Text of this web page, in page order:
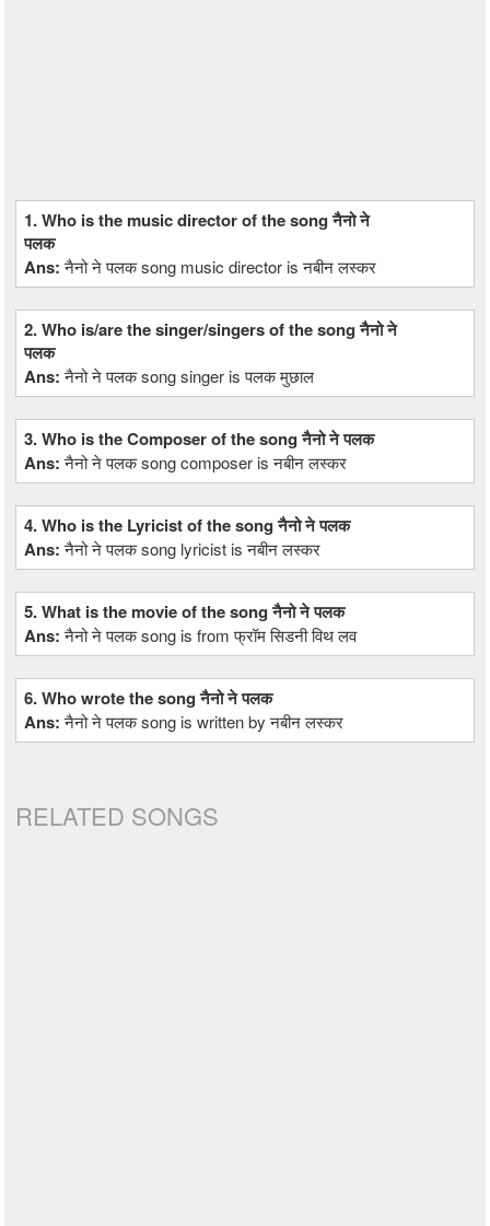
1. Who is the music director of the song नैनो ने
पलक
Ans:नैनो ने पलक song music director is नबीन लस्कर
2. Who is/are the singer/singers of the song नैनो ने
पलक
Ans:नैनो ने पलक song singer is पलक मुछाल
3. Who is the Composer of the song नैनो ने पलक
Ans:नैनो ने पलक song composer is नबीन लस्कर
4. Who is the Lyricist of the song नैनो ने पलक
Ans:नैनो ने पलक song lyricist is नबीन लस्कर
5. What is the movie of the song नैनो ने पलक
Ans:नैनो ने पलक song is from फ्रॉम सिडनी विथ लव
6. Who wrote the song नैनो ने पलक
Ans:नैनो ने पलक song is written by नबीन लस्कर
RELATED SONGS